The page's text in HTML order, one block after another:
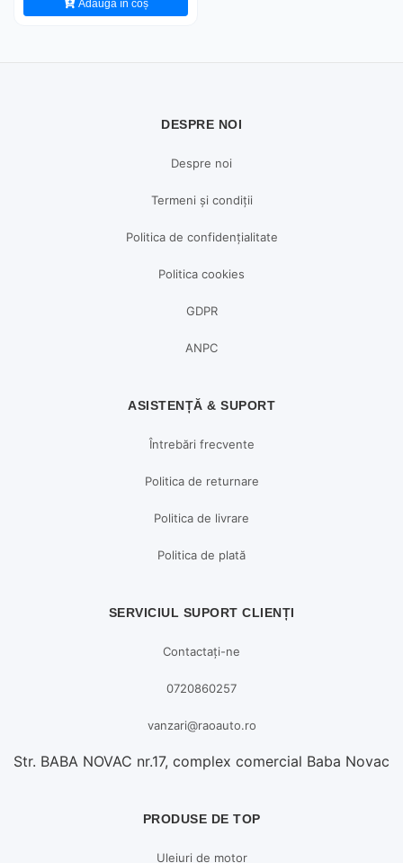
Adaugă în coș
DESPRE NOI
Despre noi
Termeni și condiții
Politica de confidențialitate
Politica cookies
GDPR
ANPC
ASISTENȚĂ & SUPORT
Întrebări frecvente
Politica de returnare
Politica de livrare
Politica de plată
SERVICIUL SUPORT CLIENȚI
Contactați-ne
0720860257
vanzari@raoauto.ro
Str. BABA NOVAC nr.17, complex comercial Baba Novac
PRODUSE DE TOP
Uleiuri de motor